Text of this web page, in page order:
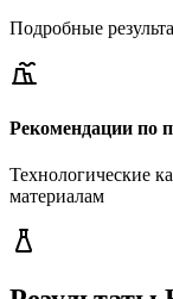
Подробные
Рекомендации по
Технологические
материалам